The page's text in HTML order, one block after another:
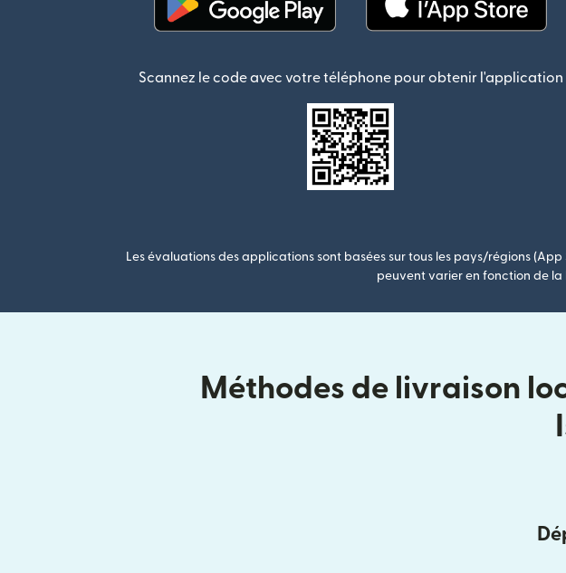
Scannez le code avec votre téléphone pour obtenir l'application
Les évaluations des applications sont basées sur tous les pays/régions
peuvent varier en fonction de
Méthodes de livraison